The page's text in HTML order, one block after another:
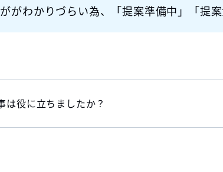
がわかりづらい為、「提案準備中」「提
は役に立ちましたか？